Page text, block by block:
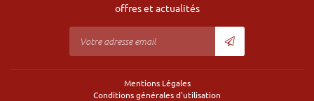
offres et actualités
Mentions Légales
Conditions générales d'utilisation